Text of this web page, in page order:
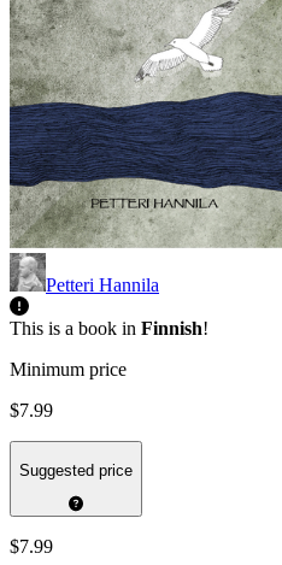
Petteri Hannila
This is a book in Finnish!
Minimum price
$7.99
Suggested price
$7.99